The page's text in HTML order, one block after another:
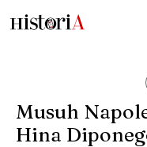
Musuh
Hina